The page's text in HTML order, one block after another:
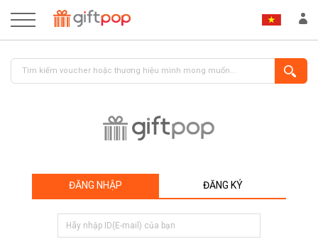
ĐĂNG NHẬP ĐĂNG KÝ